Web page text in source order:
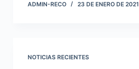
ADMIN-RECO 23 DE ENERO DE 2021
NOTICIAS RECIENTES